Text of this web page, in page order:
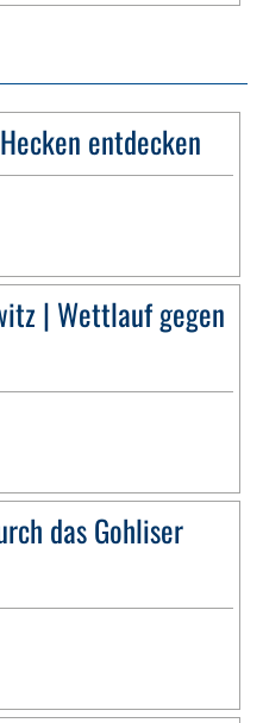
entdecken
| Wettlauf gegen
das Gohliser